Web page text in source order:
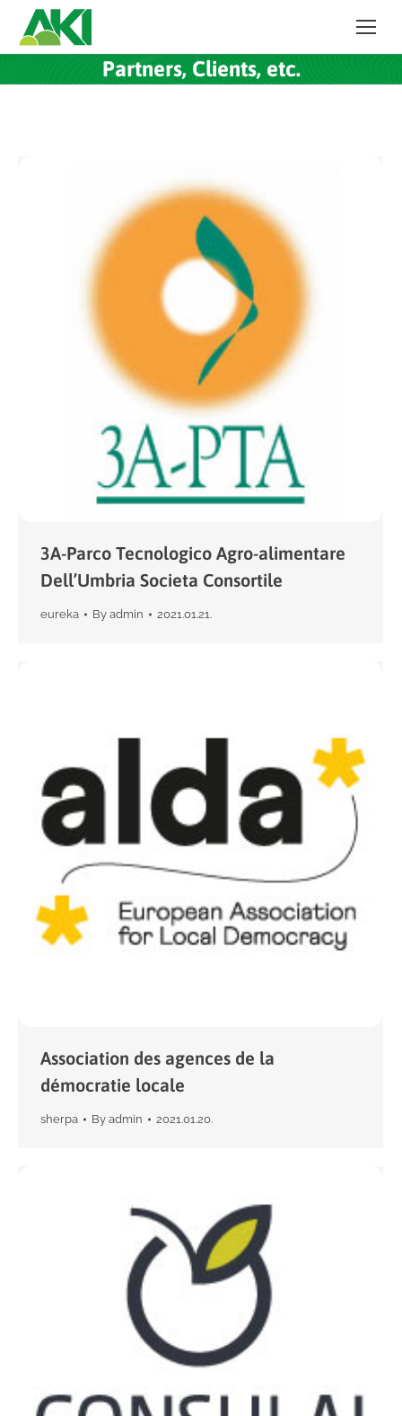
Partners, Clients, etc.
3A-Parco Tecnologico Agro-alimentare
Dell’Umbria Societa Consortile
eureka By admin 2021.01.21.
Association des agences de la
démocratie locale
sherpa By admin 2021.01.20.